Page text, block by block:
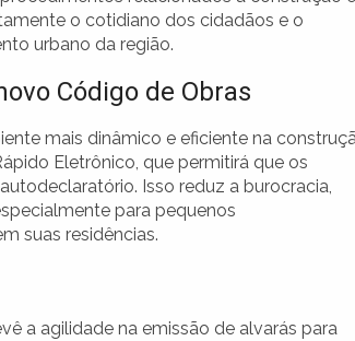
o cotidiano dos cidadãos e o
urbano da região.
Código de Obras
mais dinâmico e eficiente na
Eletrônico, que permitirá que os
Isso reduz a burocracia,
para pequenos
suas residências.
a agilidade na emissão de alvarás para